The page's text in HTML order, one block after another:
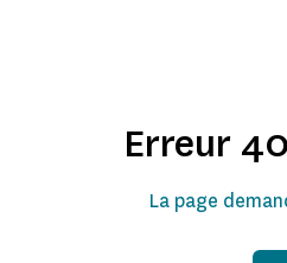
Erreur
La page